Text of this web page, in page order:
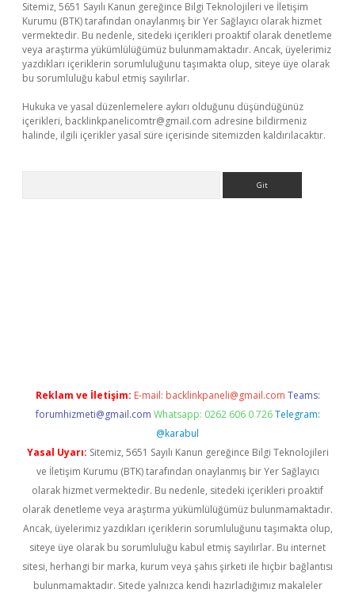
Sitemiz, 5651 Sayılı Kanun gereğince Bilgi Teknolojileri ve İletişim
Kurumu (BTK) tarafından onaylanmış bir Yer Sağlayıcı olarak hizmet
vermektedir. Bu nedenle, sitedeki içerikleri proaktif olarak denetleme
veya araştırma yükümlülüğümüz bulunmamaktadır. Ancak, üyelerimiz
yazdıkları içeriklerin sorumluluğunu taşımakta olup, siteye üye olarak
bu sorumluluğu kabul etmiş sayılırlar.
Hukuka ve yasal düzenlemelere aykırı olduğunu düşündüğünüz
içerikleri, backlinkpanelicomtr@gmail.com adresine bildirmeniz
halinde, ilgili içerikler yasal süre içerisinde sitemizden kaldırılacaktır.
Reklam ve İletişim: E-mail: backlinkpaneli@gmail.com Teams:
forumhizmeti@gmail.com Whatsapp: 0262 606 0 726 Telegram:
@karabul
Yasal Uyarı: Sitemiz, 5651 Sayılı Kanun gereğince Bilgi Teknolojileri
ve İletişim Kurumu (BTK) tarafından onaylanmış bir Yer Sağlayıcı
olarak hizmet vermektedir. Bu nedenle, sitedeki içerikleri proaktif
olarak denetleme veya araştırma yükümlülüğümüz bulunmamaktadır.
Ancak, üyelerimiz yazdıkları içeriklerin sorumluluğunu taşımakta olup,
siteye üye olarak bu sorumluluğu kabul etmiş sayılırlar. Bu internet
sitesi, herhangi bir marka, kurum veya şahıs şirketi ile hiçbir bağlantısı
bulunmamaktadır. Sitede yalnızca kendi hazırladığımız makaleler